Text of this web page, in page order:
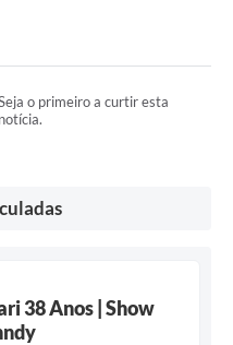
o primeiro a curtir esta
notícia.
38 Anos | Show